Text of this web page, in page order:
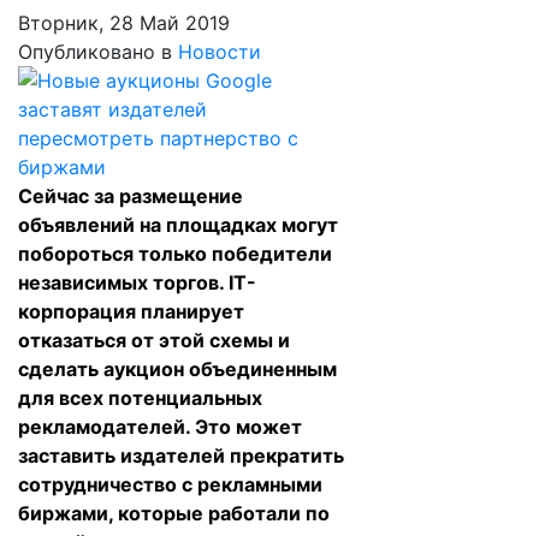
Вторник, 28 Май 2019
Опубликовано в Новости
Сейчас за размещение
объявлений на площадках могут
побороться только победители
независимых торгов. IT-
корпорация планирует
отказаться от этой схемы и
сделать аукцион объединенным
для всех потенциальных
рекламодателей. Это может
заставить издателей прекратить
сотрудничество с рекламными
биржами, которые работали по